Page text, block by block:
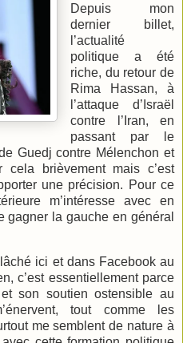
Depuis mon
dernier billet,
l’actualité
politique a été
riche, du retour de
Rima Hassan, à
l’attaque d’Israël
contre l’Iran, en
passant par le
Guedj contre Mélenchon et
brièvement mais c’est
une précision. Pour ce
m’intéresse avec en
gagner la gauche en général
ici et dans Facebook au
c’est essentiellement parce
son soutien ostensible au
tout comme les
me semblent de nature à